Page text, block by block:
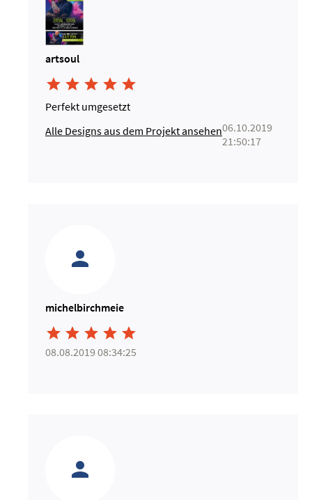
artsoul
    
Perfekt umgesetzt
Alle Designs aus dem Projekt ansehen06.10.2019
21:50:17
michelbirchmeie
    
08.08.2019 08:34:25